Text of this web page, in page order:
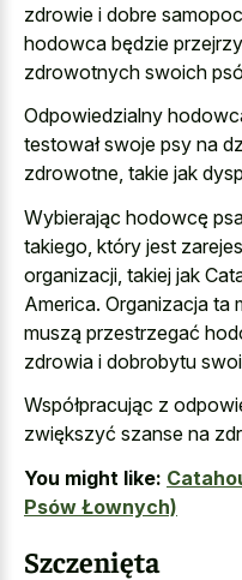
zdrowie i dobre
hodowca będzie
zdrowotnych swoich
Odpowiedzialny
testował swoje psy na
zdrowotne, takie jak
Wybierając hodowcę
takiego, który jest
organizacji, takiej jak
America. Organizacja ta
muszą przestrzegać
zdrowia i dobrobytu
Współpracując z
zwiększyć szanse na
You might like:
Psów Łownych)
Szczenięta